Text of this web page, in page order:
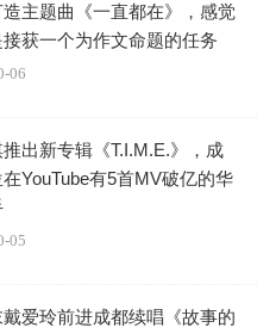
造主题曲《一直都在》，感觉
获一个为作文命题的任务
06
出新专辑《T.I.M.E.》，成
YouTube有5首MV破亿的华
05
戴爱玲前进成都续唱《故事的